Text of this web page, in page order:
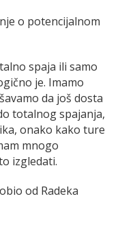
o potencijalnom
spaja ili samo
je. Imamo
da još dosta
totalnog spajanja,
onako kako ture
mnogo
izgledati.
od Radeka